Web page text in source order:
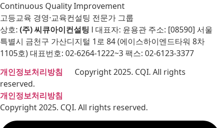
Continuous Quality Improvement
고등교육 경영·교육컨설팅 전문가 그룹
상호: (주) 씨큐아이컨설팅 l 대표자: 윤용관 주소: [08590] 서울
특별시 금천구 가산디지털 1로 84 (에이스하이엔드타워 8차
1105호) 대표번호: 02-6264-1222~3 팩스: 02-6123-3377
개인정보처리방침 Copyright 2025. CQI. All rights
reserved.
개인정보처리방침
Copyright 2025. CQI. All rights reserved.